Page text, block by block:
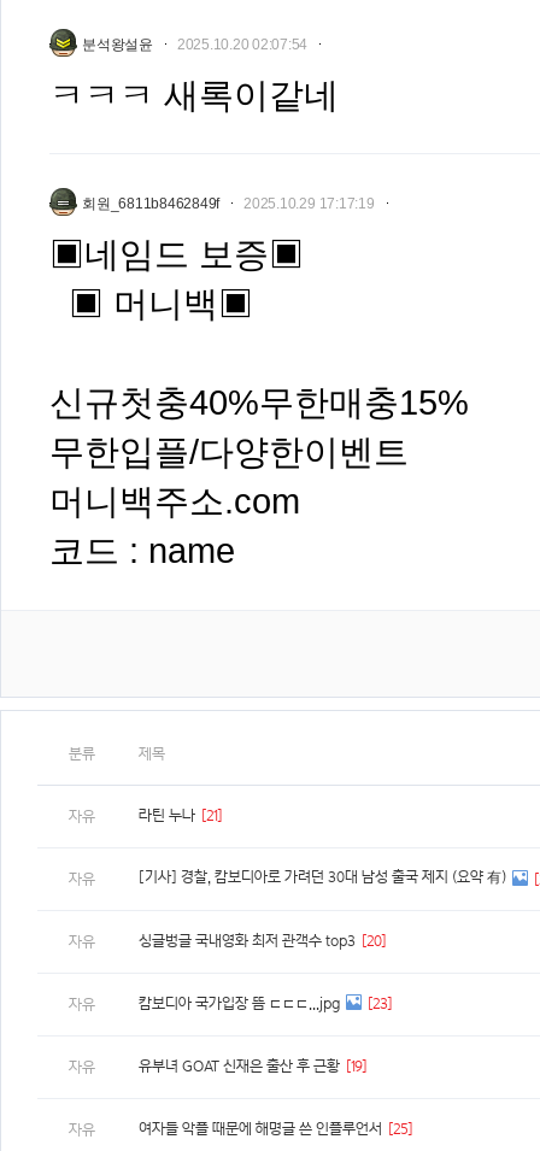
분석왕설윤 2025.10.20 02:07:54
ㅋㅋㅋ 새록이같네
회원_6811b8462849f 2025.10.29 17:17:19
▣네임드 보증▣
▣ 머니백▣
신규첫충40%무한매충15%
무한입플/다양한이벤트
머니백주소.com
코드 : name
분류 제목
자유 라틴 누나 [21]
자유 [기사] 경찰, 캄보디아로 가려던 30대 남성 출국 제지 (요약 有)
자유 싱글벙글 국내영화 최저 관객수 top3 [20]
자유 캄보디아 국가입장 뜸 ㄷㄷㄷ...jpg [23]
자유 유부녀 GOAT 신재은 출산 후 근황 [19]
자유 여자들 악플 때문에 해명글 쓴 인플루언서 [25]